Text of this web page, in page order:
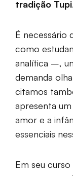
tradição Tupi.
É necessário
como
analítica –,
demanda
citamos
apresenta
amor e a
essenciais
Em seu curso